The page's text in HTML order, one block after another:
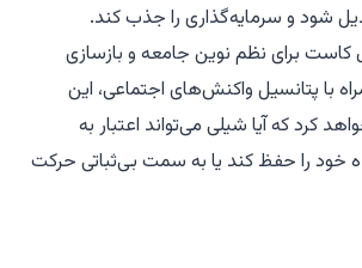
شود و سرمایه‌گذاری را جذب کند.
کاست برای نظم نوین جامعه و بازسازی
با پتانسیل واکنش‌های اجتماعی، این
کرد که آیا شیلی می‌تواند اعتبار به
را حفظ کند یا به سمت بی‌ثباتی حرکت